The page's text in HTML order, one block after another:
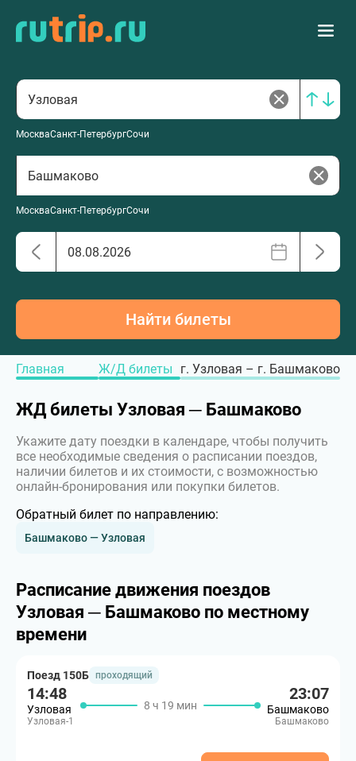
МоскваСанкт-ПетербургСочи
МоскваСанкт-ПетербургСочи
Найти билеты
Главная Ж/Д билеты г. Узловая – г. Башмаково
ЖД билеты Узловая ─ Башмаково
Укажите дату поездки в календаре, чтобы получить
все необходимые сведения о расписании поездов,
наличии билетов и их стоимости, с возможностью
онлайн-бронирования или покупки билетов.
Обратный билет по направлению:
Башмаково — Узловая
Расписание движения поездов
Узловая ─ Башмаково по местному
времени
Поезд 150Б проходящий
14:48
Узловая
Узловая-1
8 ч 19 мин
23:07
Башмаково
Башмаково